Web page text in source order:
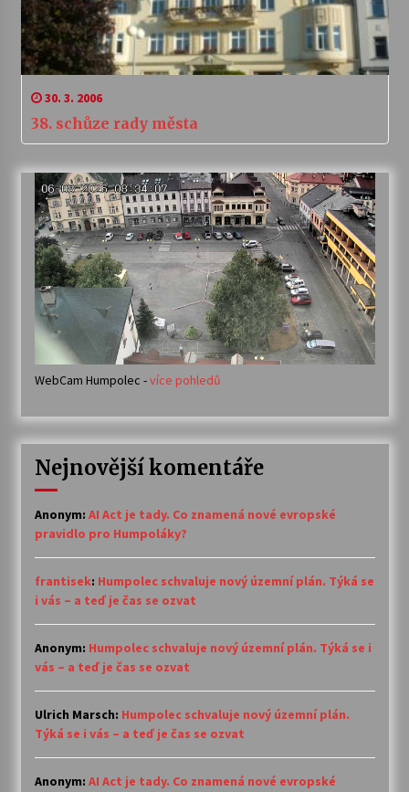
30. 3. 2006
38. schůze rady města
WebCam Humpolec -více pohledů
Nejnovější komentáře
Anonym: AI Act je tady. Co znamená nové evropské
pravidlo pro Humpoláky?
frantisek: Humpolec schvaluje nový územní plán. Týká se
i vás – a teď je čas se ozvat
Anonym: Humpolec schvaluje nový územní plán. Týká se i
vás – a teď je čas se ozvat
Ulrich Marsch: Humpolec schvaluje nový územní plán.
Týká se i vás – a teď je čas se ozvat
Anonym: AI Act je tady. Co znamená nové evropské